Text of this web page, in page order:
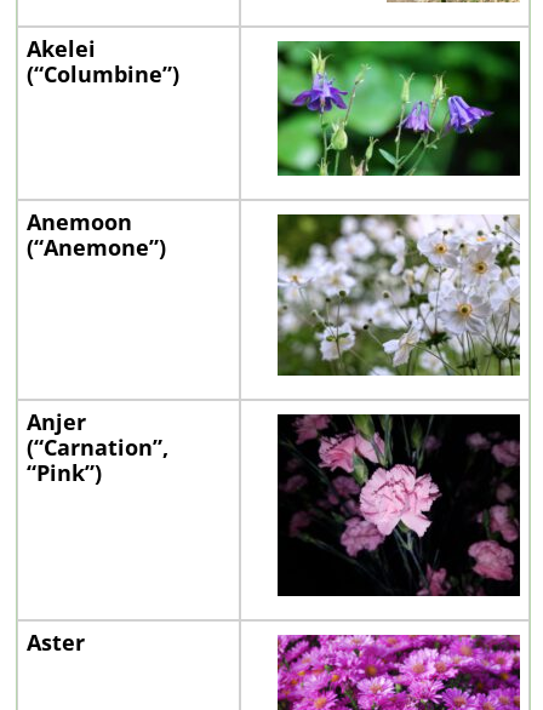
Akelei
(“Columbine”)
Anemoon
(“Anemone”)
Anjer
(“Carnation”,
“Pink”)
Aster